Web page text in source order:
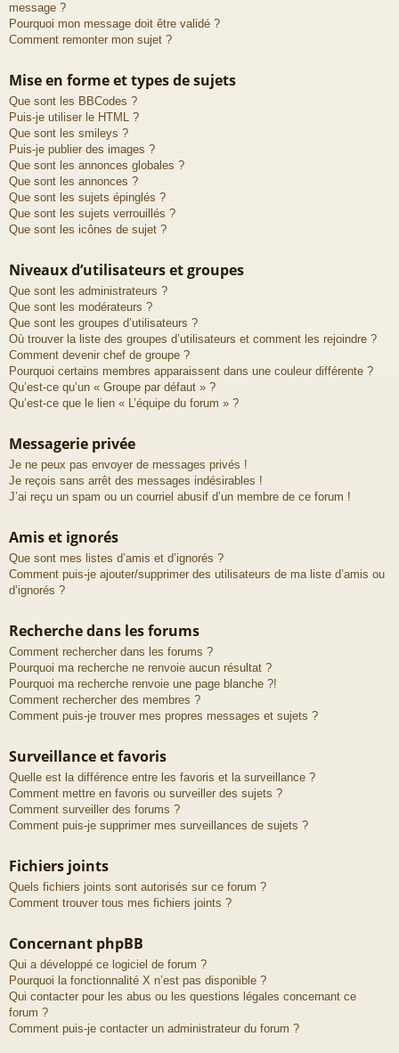
message ?
Pourquoi mon message doit être validé ?
Comment remonter mon sujet ?
Mise en forme et types de sujets
Que sont les BBCodes ?
Puis-je utiliser le HTML ?
Que sont les smileys ?
Puis-je publier des images ?
Que sont les annonces globales ?
Que sont les annonces ?
Que sont les sujets épinglés ?
Que sont les sujets verrouillés ?
Que sont les icônes de sujet ?
Niveaux d’utilisateurs et groupes
Que sont les administrateurs ?
Que sont les modérateurs ?
Que sont les groupes d’utilisateurs ?
Où trouver la liste des groupes d’utilisateurs et comment les rejoindre ?
Comment devenir chef de groupe ?
Pourquoi certains membres apparaissent dans une couleur différente ?
Qu’est-ce qu’un « Groupe par défaut » ?
Qu’est-ce que le lien « L’équipe du forum » ?
Messagerie privée
Je ne peux pas envoyer de messages privés !
Je reçois sans arrêt des messages indésirables !
J’ai reçu un spam ou un courriel abusif d’un membre de ce forum !
Amis et ignorés
Que sont mes listes d’amis et d’ignorés ?
Comment puis-je ajouter/supprimer des utilisateurs de ma liste d’amis ou
d’ignorés ?
Recherche dans les forums
Comment rechercher dans les forums ?
Pourquoi ma recherche ne renvoie aucun résultat ?
Pourquoi ma recherche renvoie une page blanche ?!
Comment rechercher des membres ?
Comment puis-je trouver mes propres messages et sujets ?
Surveillance et favoris
Quelle est la différence entre les favoris et la surveillance ?
Comment mettre en favoris ou surveiller des sujets ?
Comment surveiller des forums ?
Comment puis-je supprimer mes surveillances de sujets ?
Fichiers joints
Quels fichiers joints sont autorisés sur ce forum ?
Comment trouver tous mes fichiers joints ?
Concernant phpBB
Qui a développé ce logiciel de forum ?
Pourquoi la fonctionnalité X n’est pas disponible ?
Qui contacter pour les abus ou les questions légales concernant ce
forum ?
Comment puis-je contacter un administrateur du forum ?